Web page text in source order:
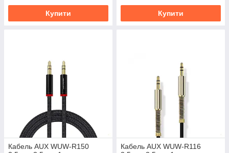
Купити Купити
Кабель AUX WUW-R150
Кабель AUX WUW-R116